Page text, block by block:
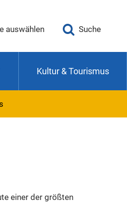
auswählen Suche
Kultur & Tourismus
einer der größten